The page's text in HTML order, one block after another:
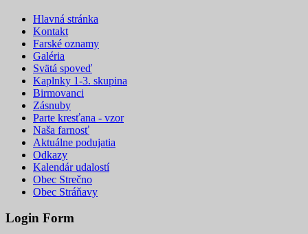
Hlavná stránka
Kontakt
Farské oznamy
Galéria
Svätá spoveď
Kaplnky 1-3. skupina
Birmovanci
Zásnuby
Parte kresťana - vzor
Naša farnosť
Aktuálne podujatia
Odkazy
Kalendár udalostí
Obec Strečno
Obec Stráňavy
Login Form